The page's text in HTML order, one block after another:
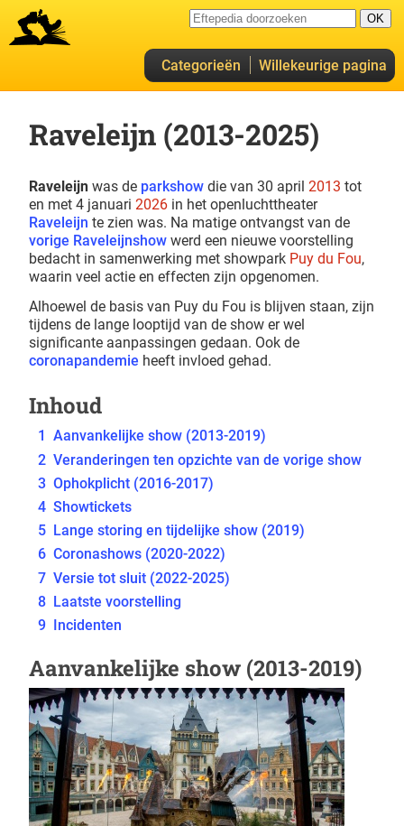
Categorieën Willekeurige pagina
Raveleijn (2013-2025)
Raveleijn was de parkshow die van 30 april 2013 tot
en met 4 januari 2026 in het openluchttheater
Raveleijn te zien was. Na matige ontvangst van de
vorige Raveleijnshow werd een nieuwe voorstelling
bedacht in samenwerking met showpark Puy du Fou,
waarin veel actie en effecten zijn opgenomen.
Alhoewel de basis van Puy du Fou is blijven staan, zijn
tijdens de lange looptijd van de show er wel
significante aanpassingen gedaan. Ook de
coronapandemie heeft invloed gehad.
Inhoud
1 Aanvankelijke show (2013-2019)
2 Veranderingen ten opzichte van de vorige show
3 Ophokplicht (2016-2017)
4 Showtickets
5 Lange storing en tijdelijke show (2019)
6 Coronashows (2020-2022)
7 Versie tot sluit (2022-2025)
8 Laatste voorstelling
9 Incidenten
Aanvankelijke show (2013-2019)